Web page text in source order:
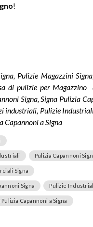
!
Pulizie Magazzini
di pulizie per Magazzino
Signa, Signa Pulizia
industriali, Pulizie
Capannoni a Signa
Pulizia Capannoni
Signa
Signa Pulizie
Capannoni a Signa